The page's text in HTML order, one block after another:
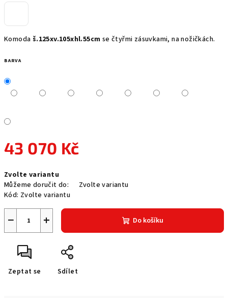
Komoda š.125xv.105xhl.55cm se čtyřmi zásuvkami, na nožičkách.
BARVA
43 070 Kč
cena:
Zvolte variantu
Můžeme doručit do:
Zvolte variantu
Kód: Zvolte variantu
+
− Do košíku
Zeptat se Sdílet